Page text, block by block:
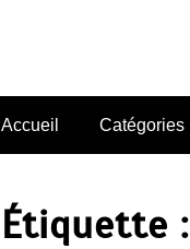
Accueil Catégories
Étiquette :